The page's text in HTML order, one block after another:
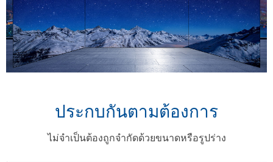
ประกบกันตามต้องการ
ไม่จําเป็นต้องถูกจํากัดด้วยขนาดหรือรูปร่าง